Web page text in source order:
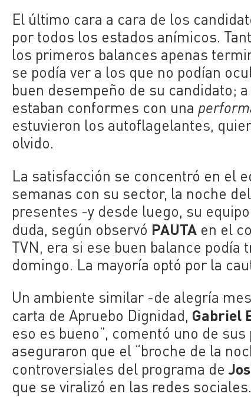
El último cara a cara de los
por todos los estados anímicos.
los primeros balances apenas
se podía ver a los que no podían
buen desempeño de su candidato;
estaban conformes con una
estuvieron los autoflagelantes,
olvido.
La satisfacción se concentró en el
semanas con su sector, la noche
presentes -y desde luego, su
duda, según observó PAUTA en el
TVN, era si ese buen balance
domingo. La mayoría optó por la
Un ambiente similar -de alegría
carta de Apruebo Dignidad, Gabriel
eso es bueno”, comentó uno de
aseguraron que el “broche de la
controversiales del programa de
que se viralizó en las redes sociales.